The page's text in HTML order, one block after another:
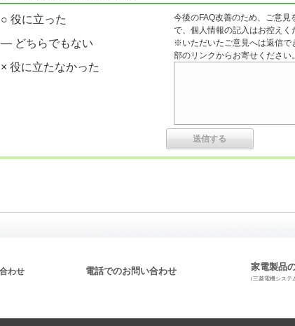
○ 役に立った
― どちらでもない
× 役に立たなかった
今後のFAQ改善のため、ご意
で、個人情報の記入はお控えく
※いただいたご意見へは返信で
部のリンクからお寄せください。
わせ 電話でのお問い合わせ 家電製品
（三菱電機システ